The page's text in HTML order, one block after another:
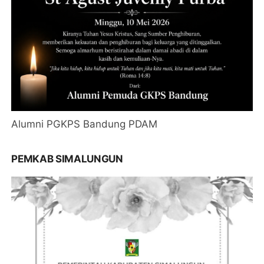
Alumni PGKPS Bandung PDAM
PEMKAB SIMALUNGUN